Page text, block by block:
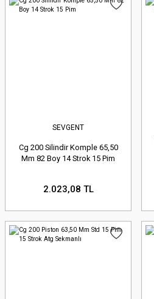
SEVGENT
Cg 200 Silindir Komple 65,50
Mm 82 Boy 14 Strok 15 Pim
2.023,08 TL